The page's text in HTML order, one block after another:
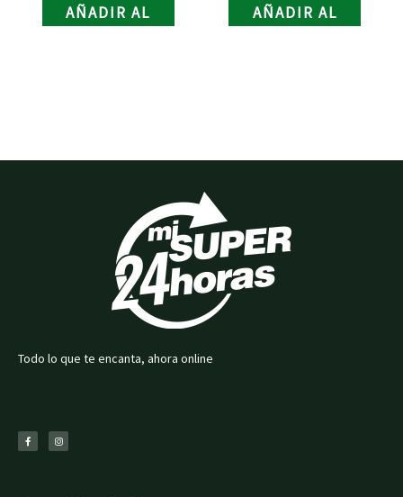
AÑADIR AL
CARRITO
AÑADIR AL
CARRITO
Todo lo que te encanta, ahora online
c
e
b
s
t
a